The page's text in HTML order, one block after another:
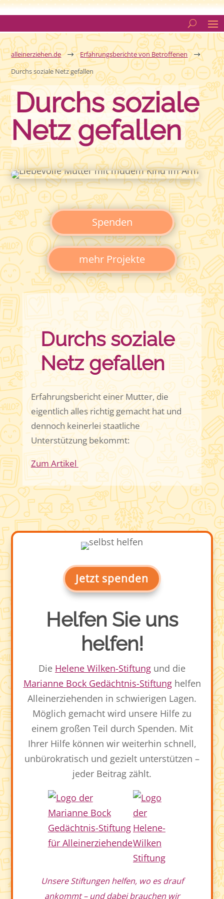
alleinerziehen.de $ Erfahrungsberichte von Betroffenen $
Durchs soziale Netz gefallen
Durchs soziale
Netz gefallen
Spenden
mehr Projekte
Durchs soziale
Netz gefallen
Erfahrungsbericht einer Mutter, die
eigentlich alles richtig gemacht hat und
dennoch keinerlei staatliche
Unterstützung bekommt:
Zum Artikel
Jetzt spenden
Helfen Sie uns
helfen!
Die Helene Wilken-Stiftung und die
Marianne Bock Gedächtnis-Stiftunghelfen
Alleinerziehenden in schwierigen Lagen.
Möglich gemacht wird unsere Hilfe zu
einem großen Teil durch Spenden. Mit
Ihrer Hilfe können wir weiterhin schnell,
unbürokratisch und gezielt unterstützen –
jeder Beitrag zählt.
Unsere Stiftungen helfen, wo es drauf
ankommt – und dabei brauchen wir